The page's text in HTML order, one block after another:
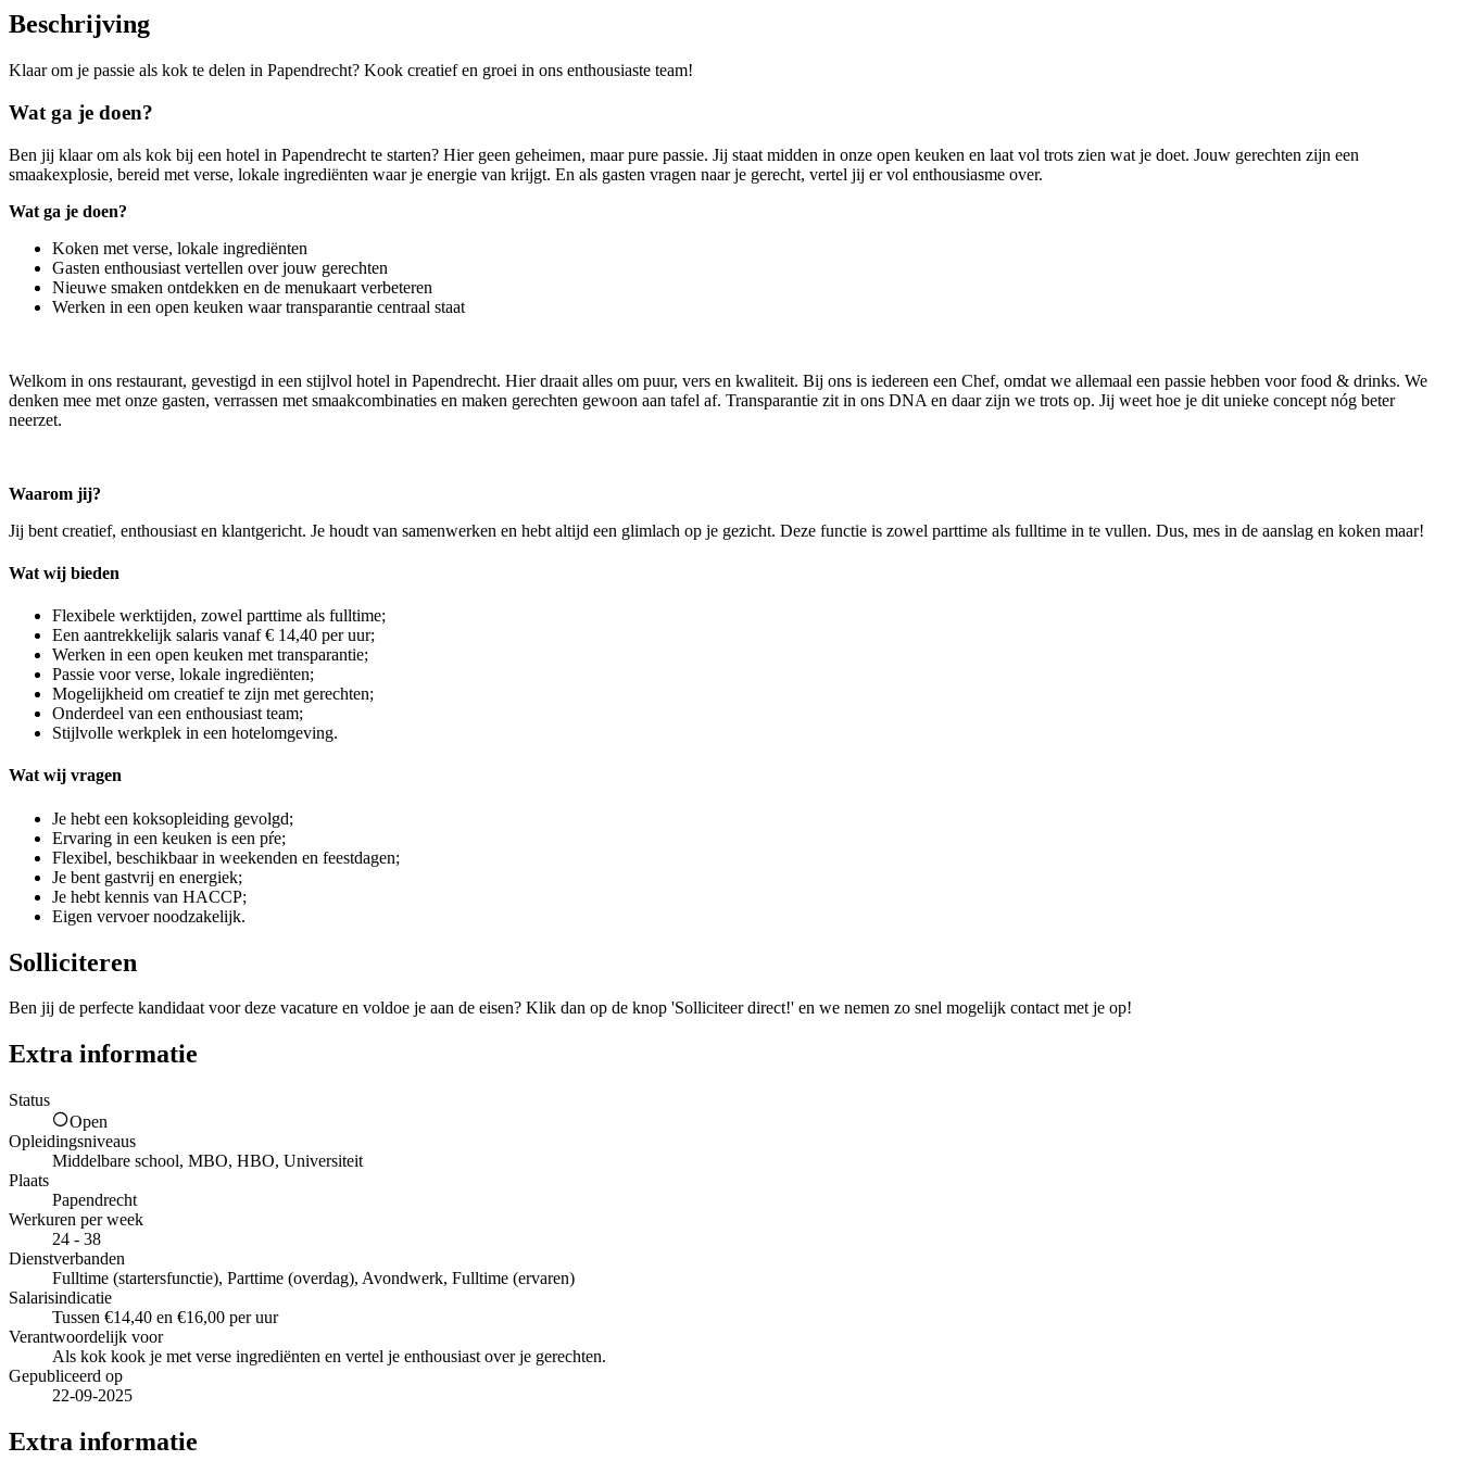
Beschrijving
Klaar om je passie als kok te delen in Papendrecht? Kook creatief en groei in ons enthousiaste team!
Wat ga je doen?
Ben jij klaar om als kok bij een hotel in Papendrecht te starten? Hier geen geheimen, maar pure passie. Jij staat midden in onze open keuken en laat vol trots zien wat je doet. Jouw gerechten zijn een
smaakexplosie, bereid met verse, lokale ingrediënten waar je energie van krijgt. En als gasten vragen naar je gerecht, vertel jij er vol enthousiasme over.
Wat ga je doen?
Koken met verse, lokale ingrediënten
Gasten enthousiast vertellen over jouw gerechten
Nieuwe smaken ontdekken en de menukaart verbeteren
Werken in een open keuken waar transparantie centraal staat
Welkom in ons restaurant, gevestigd in een stijlvol hotel in Papendrecht. Hier draait alles om puur, vers en kwaliteit. Bij ons is iedereen een Chef, omdat we allemaal een passie hebben voor food & drinks. We
denken mee met onze gasten, verrassen met smaakcombinaties en maken gerechten gewoon aan tafel af. Transparantie zit in ons DNA en daar zijn we trots op. Jij weet hoe je dit unieke concept nóg beter
neerzet.
Waarom jij?
Jij bent creatief, enthousiast en klantgericht. Je houdt van samenwerken en hebt altijd een glimlach op je gezicht. Deze functie is zowel parttime als fulltime in te vullen. Dus, mes in de aanslag en koken maar!
Wat wij bieden
Flexibele werktijden, zowel parttime als fulltime;
Een aantrekkelijk salaris vanaf € 14,40 per uur;
Werken in een open keuken met transparantie;
Passie voor verse, lokale ingrediënten;
Mogelijkheid om creatief te zijn met gerechten;
Onderdeel van een enthousiast team;
Stijlvolle werkplek in een hotelomgeving.
Wat wij vragen
Je hebt een koksopleiding gevolgd;
Ervaring in een keuken is een pŕe;
Flexibel, beschikbaar in weekenden en feestdagen;
Je bent gastvrij en energiek;
Je hebt kennis van HACCP;
Eigen vervoer noodzakelijk.
Solliciteren
Ben jij de perfecte kandidaat voor deze vacature en voldoe je aan de eisen? Klik dan op de knop 'Solliciteer direct!' en we nemen zo snel mogelijk contact met je op!
Extra informatie
Status
Open
Opleidingsniveaus
Middelbare school, MBO, HBO, Universiteit
Plaats
Papendrecht
Werkuren per week
24 - 38
Dienstverbanden
Fulltime (startersfunctie), Parttime (overdag), Avondwerk, Fulltime (ervaren)
Salarisindicatie
Tussen €14,40 en €16,00 per uur
Verantwoordelijk voor
Als kok kook je met verse ingrediënten en vertel je enthousiast over je gerechten.
Gepubliceerd op
22-09-2025
Extra informatie